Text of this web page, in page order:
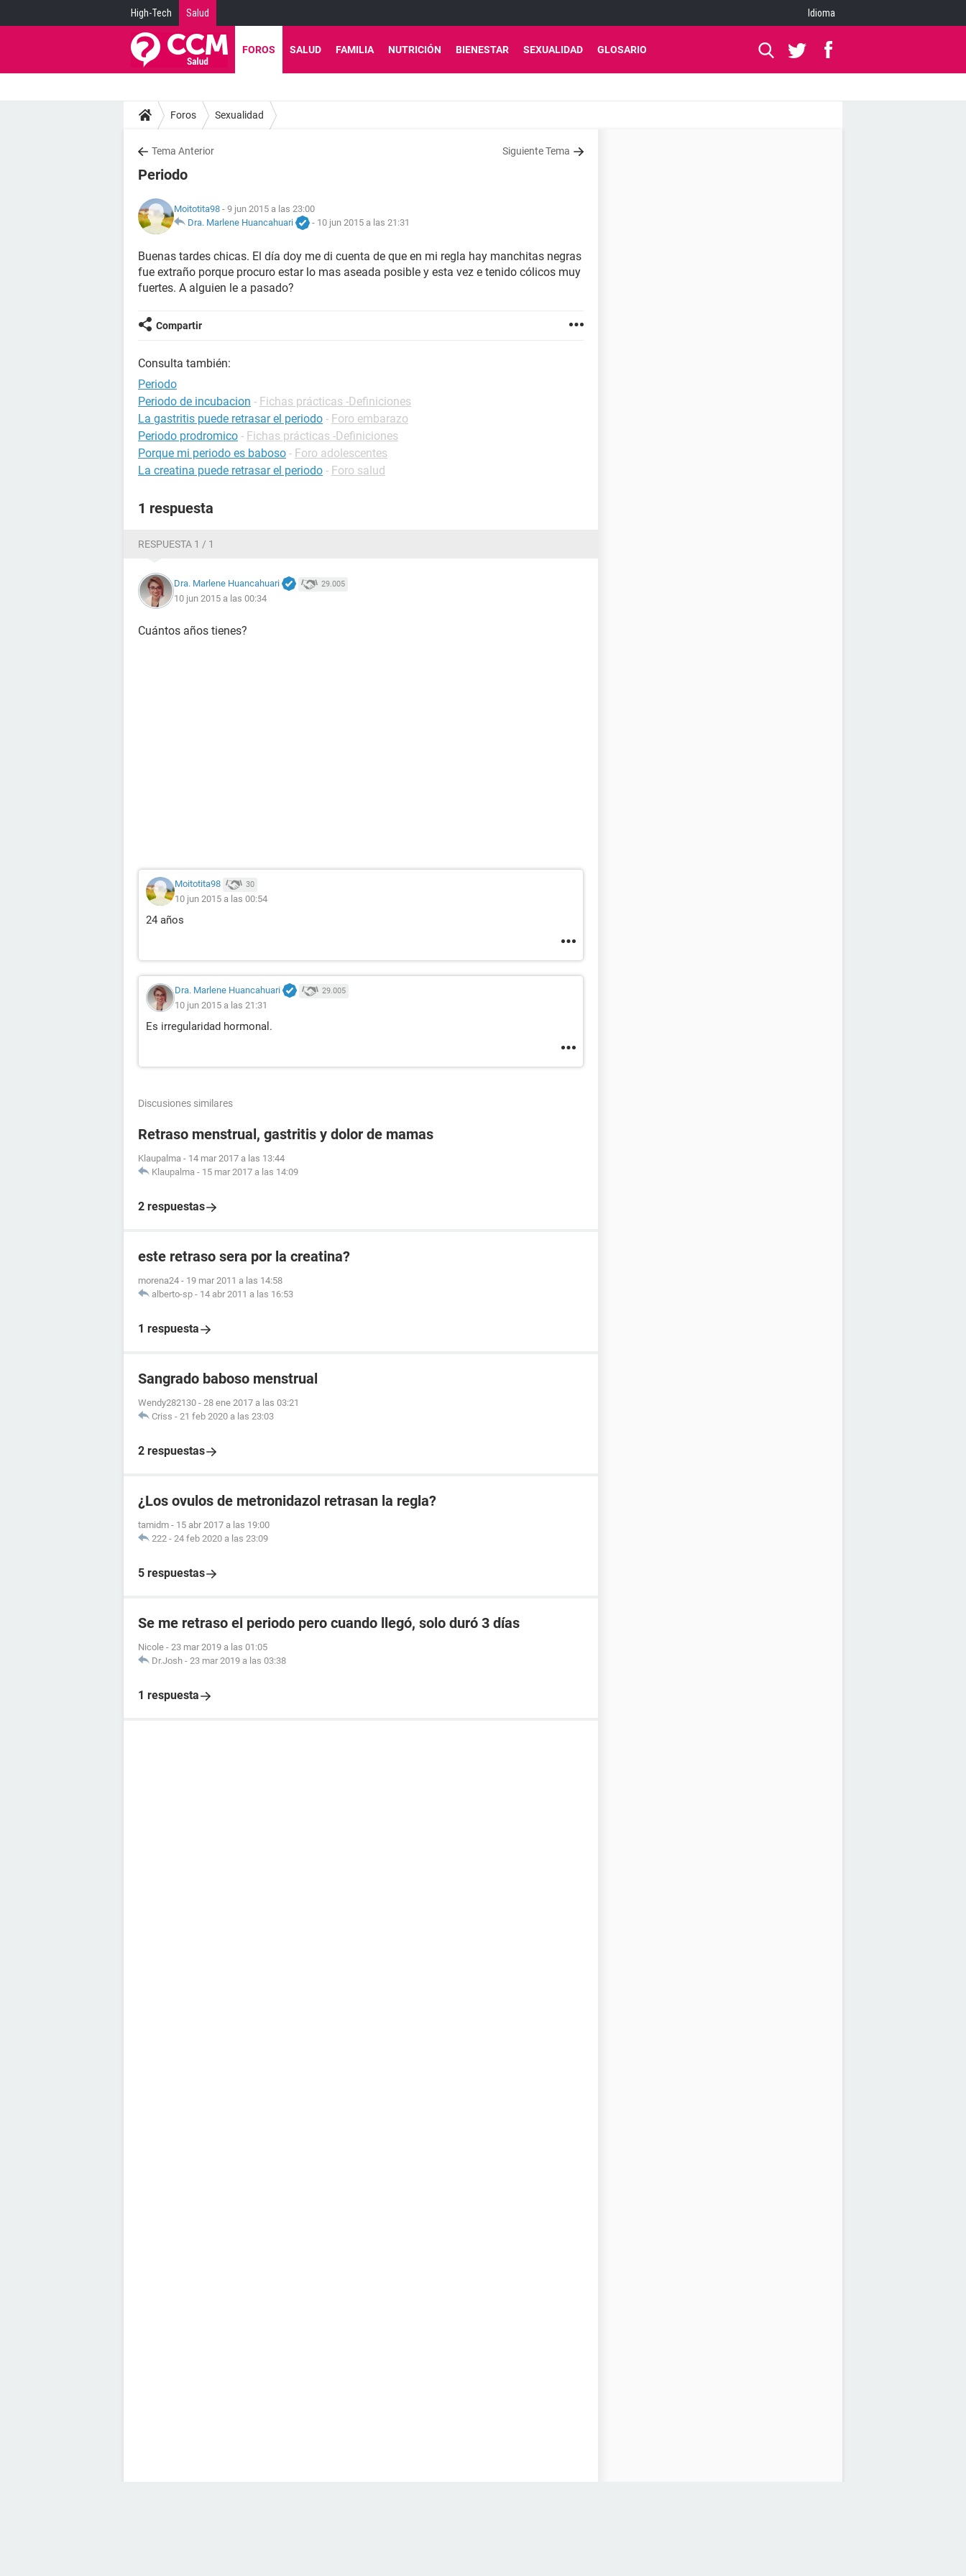
High-Tech Salud Idioma
FOROS SALUD FAMILIA NUTRICIÓN BIENESTAR SEXUALIDAD GLOSARIO
Foros Sexualidad
Tema Anterior Siguiente Tema
Periodo
Moitotita98 - 9 jun 2015 a las 23:00
Dra. Marlene Huancahuari
- 10 jun 2015 a las 21:31
Buenas tardes chicas. El día doy me di cuenta de que en mi regla hay manchitas negras
fue extraño porque procuro estar lo mas aseada posible y esta vez e tenido cólicos muy
fuertes. A alguien le a pasado?
Compartir
Consulta también:
Periodo
Periodo de incubacion - Fichas prácticas -Definiciones
La gastritis puede retrasar el periodo - Foro embarazo
Periodo prodromico - Fichas prácticas -Definiciones
Porque mi periodo es baboso - Foro adolescentes
La creatina puede retrasar el periodo - Foro salud
1 respuesta
RESPUESTA 1 / 1
Dra. Marlene Huancahuari 29.005
10 jun 2015 a las 00:34
Cuántos años tienes?
Moitotita98 30
10 jun 2015 a las 00:54
24 años
Dra. Marlene Huancahuari 29.005
10 jun 2015 a las 21:31
Es irregularidad hormonal.
Discusiones similares
Retraso menstrual, gastritis y dolor de mamas
Klaupalma - 14 mar 2017 a las 13:44
Klaupalma - 15 mar 2017 a las 14:09
2 respuestas
este retraso sera por la creatina?
morena24 - 19 mar 2011 a las 14:58
alberto-sp - 14 abr 2011 a las 16:53
1 respuesta
Sangrado baboso menstrual
Wendy282130 - 28 ene 2017 a las 03:21
Criss - 21 feb 2020 a las 23:03
2 respuestas
¿Los ovulos de metronidazol retrasan la regla?
tamidm - 15 abr 2017 a las 19:00
222 - 24 feb 2020 a las 23:09
5 respuestas
Se me retraso el periodo pero cuando llegó, solo duró 3 días
Nicole - 23 mar 2019 a las 01:05
Dr.Josh - 23 mar 2019 a las 03:38
1 respuesta